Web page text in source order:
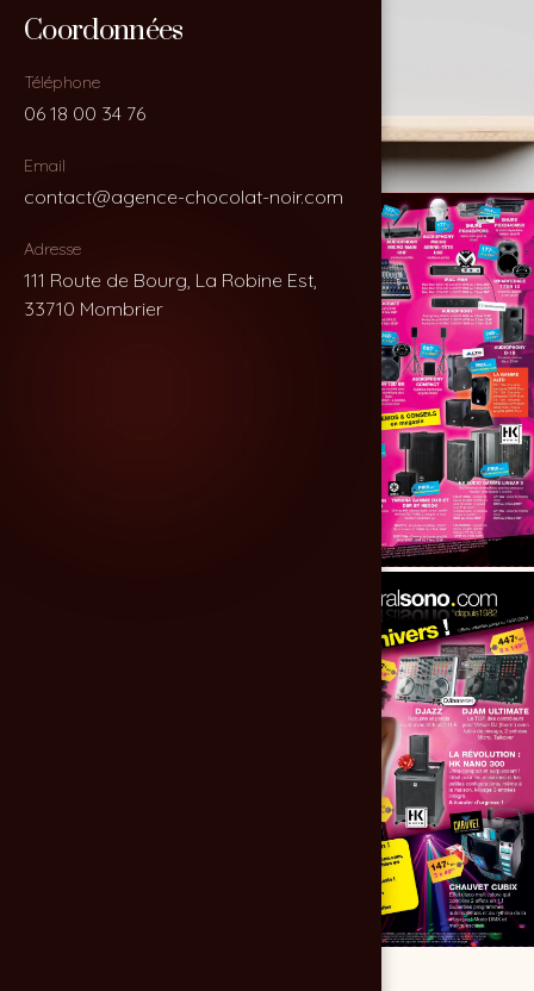
Coordonnées
Téléphone
06 18 00 34 76
Email
contact@agence-chocolat-noir.com
Adresse
111 Route de Bourg, La Robine Est,
33710 Mombrier
Coordonnées
Téléphone
06 18 00 34 76
Email
contact@agence-chocolat-noir.com
Adresse
111 Route de Bourg, La Robine Est,
33710 Mombrier